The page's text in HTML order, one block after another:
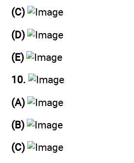
(C)
(D)
(E)
10.
(A)
(B)
(C)